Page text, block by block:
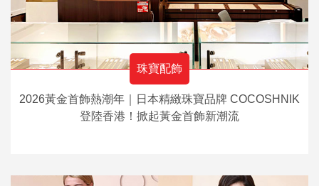
珠寶配飾
2026黃金首飾熱潮年｜日本精緻珠寶品牌 COCOSHNIK
登陸香港！掀起黃金首飾新潮流